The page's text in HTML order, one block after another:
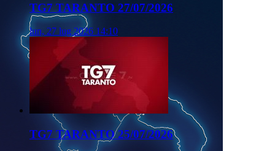
TG7 TARANTO 27/07/2026
lun, 27 lug 2026 14:10
TG7 TARANTO 25/07/2026